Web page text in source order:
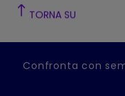
TORNA SU
Confronta con